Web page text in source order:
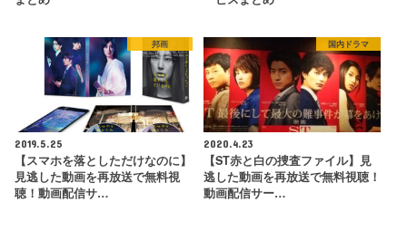
邦画
2019.5.25
【スマホを落としただけなのに】
見逃した動画を再放送で無料視
聴！動画配信サ…
国内ドラマ
2020.4.23
【ST赤と白の捜査ファイル】見
逃した動画を再放送で無料視聴！
動画配信サー…